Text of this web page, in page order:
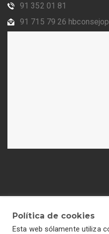
91 352 01 81
91 715 79 26
Política de cookies
Esta web sólamente utiliza